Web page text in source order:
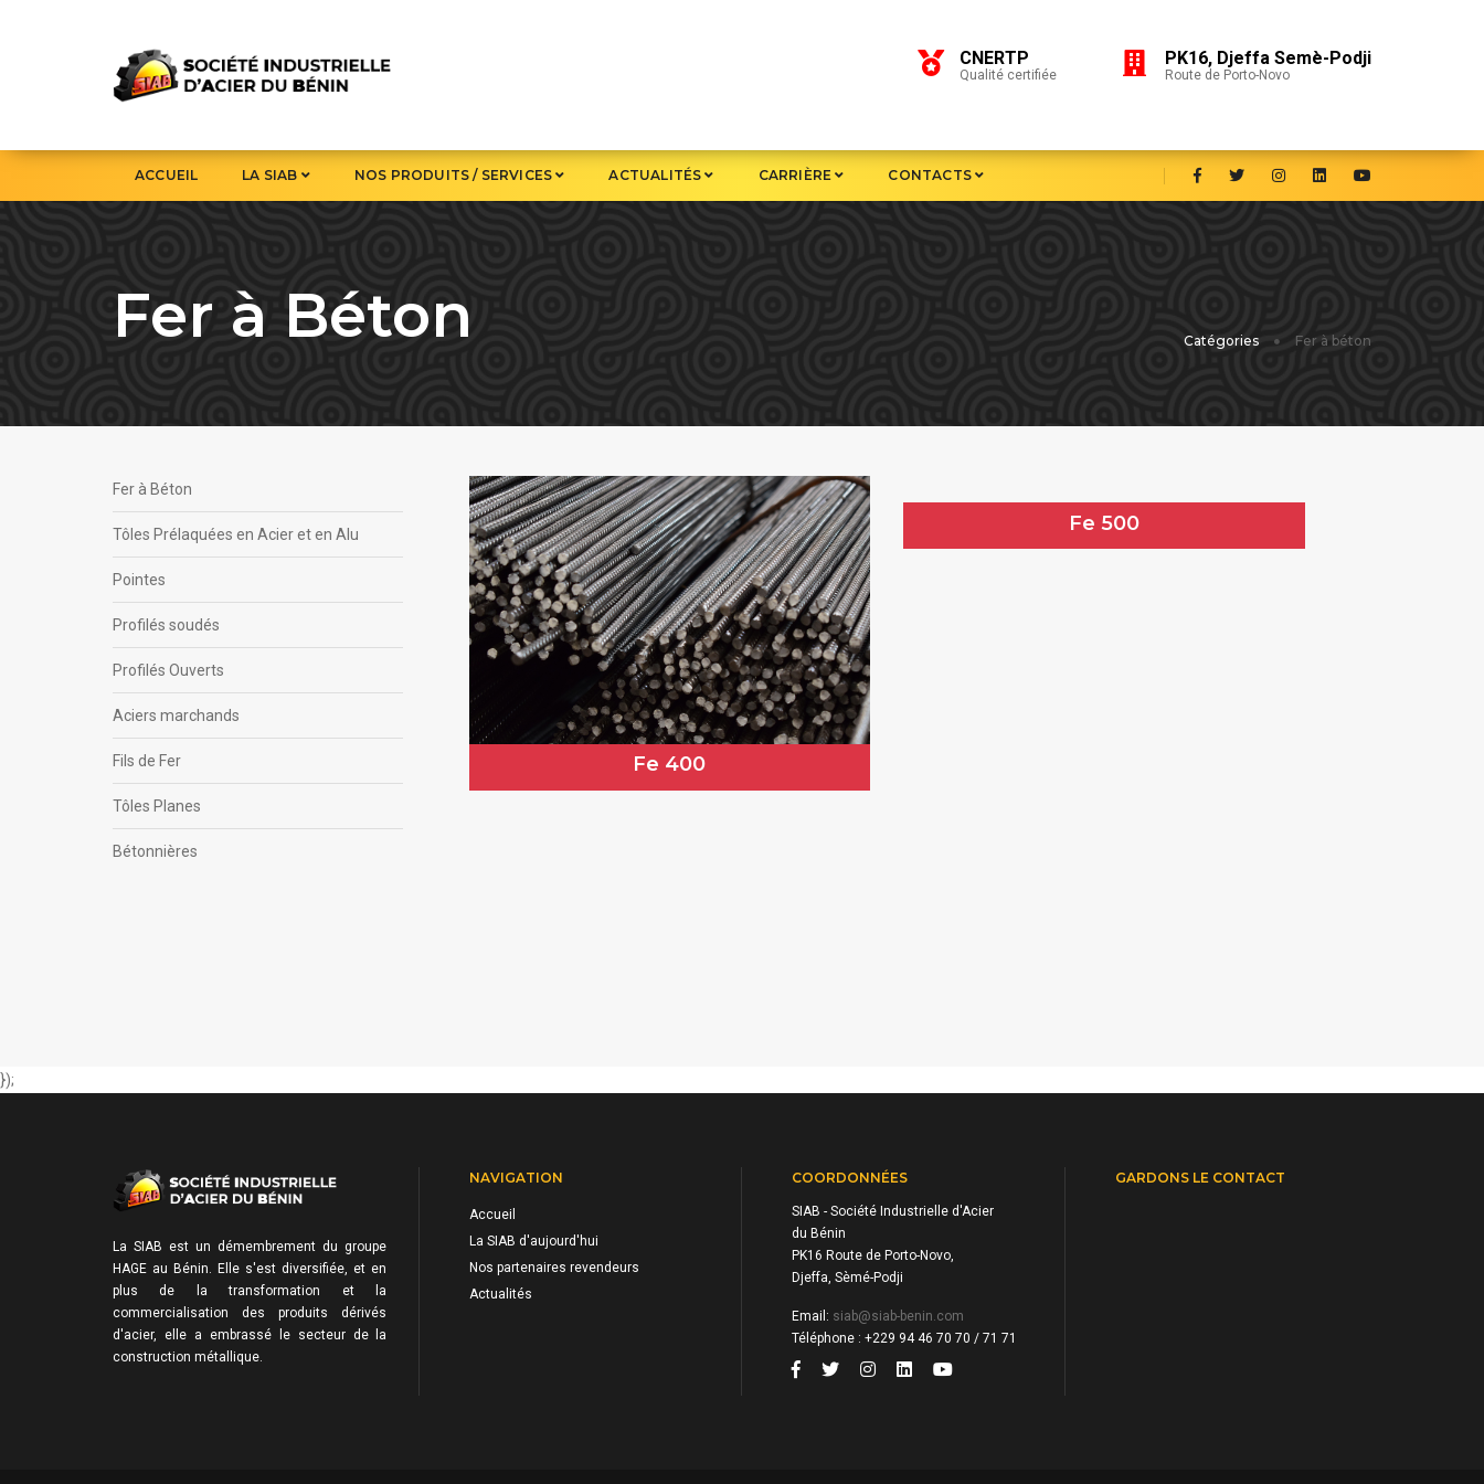
CNERTP
Qualité certifiée
PK16, Djeffa Semè-Podji
Route de Porto-Novo
ACCUEIL LA SIAB NOS PRODUITS / SERVICES ACTUALITÉS CARRIÈRE CONTACTS
Fer à Béton Catégories Fer à béton
Fer à Béton
Tôles Prélaquées en Acier et en Alu
Pointes
Profilés soudés
Profilés Ouverts
Aciers marchands
Fils de Fer
Tôles Planes
Bétonnières
Fe 400
Fe 500
});
La SIAB est un démembrement du groupe
HAGE au Bénin. Elle s'est diversifiée, et en
plus de la transformation et la
commercialisation des produits dérivés
d'acier, elle a embrassé le secteur de la
construction métallique.
NAVIGATION
Accueil
La SIAB d'aujourd'hui
Nos partenaires revendeurs
Actualités
COORDONNÉES
SIAB - Société Industrielle d'Acier
du Bénin
PK16 Route de Porto-Novo,
Djeffa, Sèmé-Podji
Email: siab@siab-benin.com
Téléphone : +229 94 46 70 70 / 71 71
GARDONS LE CONTACT